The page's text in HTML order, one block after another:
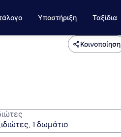
Υποστήριξη Ταξίδια
Κοινοποίηση